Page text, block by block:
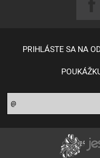
PRIHLÁSTE SA NA